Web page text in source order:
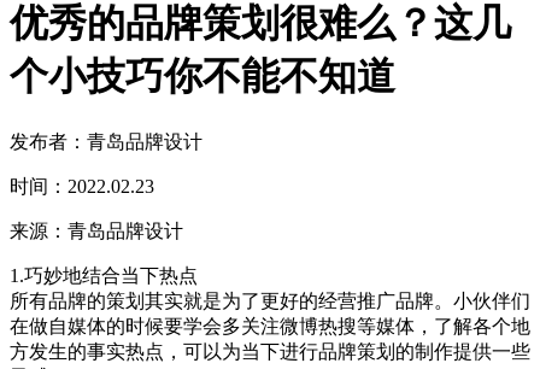
优秀的品牌策划很难么？这几
个小技巧你不能不知道
发布者：青岛品牌设计
时间：2022.02.23
来源：青岛品牌设计
1.巧妙地结合当下热点
所有品牌的策划其实就是为了更好的经营推广品牌。小伙伴们
在做自媒体的时候要学会多关注微博热搜等媒体，了解各个地
方发生的事实热点，可以为当下进行品牌策划的制作提供一些